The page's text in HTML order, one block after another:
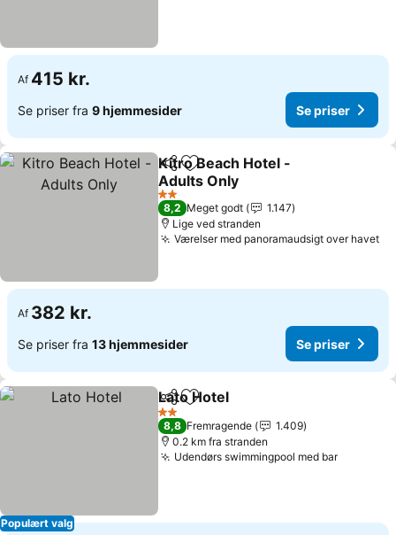
Af 415 kr.
Se priser fra 9 hjemmesider Se priser
Del Føj til favoritter
Kitro Beach Hotel -
Adults Only
2 Stjerner
8,2 Meget godt
1.147
Lige ved stranden
Værelser med panoramaudsigt over havet
Af 382 kr.
Se priser fra 13 hjemmesider Se priser
Populært valg
Del Føj til favoritter
Lato Hotel
2 Stjerner
8,8 Fremragende
1.409
0.2 km fra stranden
Udendørs swimmingpool med bar